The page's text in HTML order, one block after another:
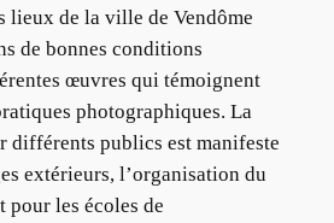
lieux de la ville de Vendôme
de bonnes conditions
œuvres qui témoignent
photographiques. La
différents publics est manifeste
extérieurs, l’organisation du
les écoles de